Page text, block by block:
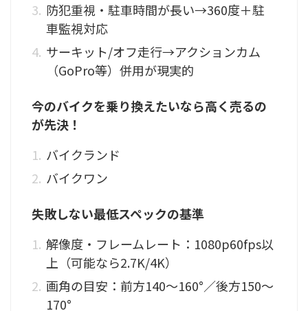
防犯重視・駐車時間が長い→360度＋駐
車監視対応
サーキット/オフ走行→アクションカム
（GoPro等）併用が現実的
今のバイクを乗り換えたいなら高く売るの
が先決！
バイクランド
バイクワン
失敗しない最低スペックの基準
解像度・フレームレート：1080p60fps以
上（可能なら2.7K/4K）
画角の目安：前方140〜160°／後方150〜
170°